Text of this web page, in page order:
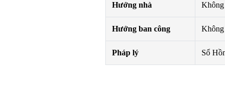
Hướng nhà Không
Hướng ban công Không
Pháp lý Sổ